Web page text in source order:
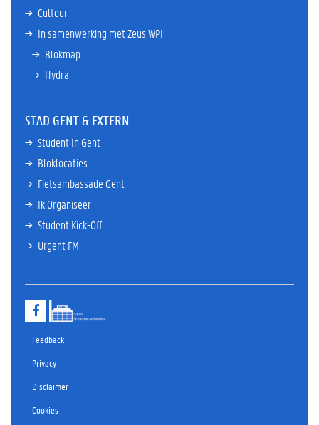
Cultour
In samenwerking met Zeus WPI
Blokmap
Hydra
STAD GENT & EXTERN
Student In Gent
Bloklocaties
Fietsambassade Gent
Ik Organiseer
Student Kick-Off
Urgent FM
e
o
k
Feedback
Privacy
Disclaimer
Cookies